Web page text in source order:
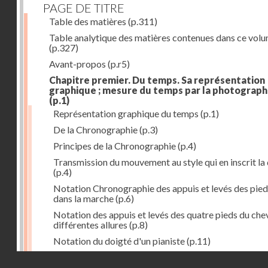
PAGE DE TITRE
Table des matières (p.311)
Table analytique des matières contenues dans ce
(p.327)
Avant-propos (p.r5)
Chapitre premier. Du temps. Sa représentation
graphique ; mesure du temps par la
(p.1)
Représentation graphique du temps (p.1)
De la Chronographie(p.3)
Principes de la Chronographie(p.4)
Transmission du mouvement au style qui en inscrit la
(p.4)
Notation Chronographie des appuis et levés des
dans la marche(p.6)
Notation des appuis et levés des quatre pieds du
différentes allures (p.8)
Notation du doigté d'un pianiste(p.11)